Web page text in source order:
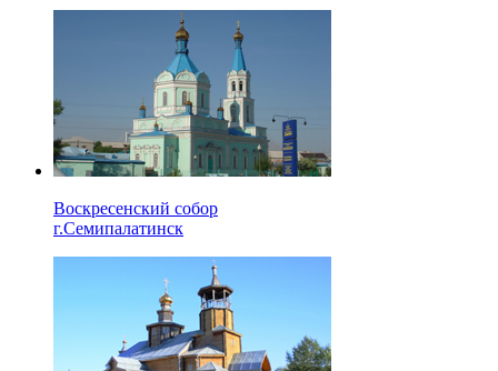
Воскресенский собор
г.Семипалатинск